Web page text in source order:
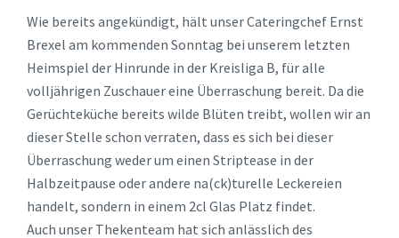
Wie bereits angekündigt, hält unser Cateringchef Ernst
Brexel am kommenden Sonntag bei unserem letzten
Heimspiel der Hinrunde in der Kreisliga B, für alle
volljährigen Zuschauer eine Überraschung bereit. Da die
Gerüchteküche bereits wilde Blüten treibt, wollen wir an
dieser Stelle schon verraten, dass es sich bei dieser
Überraschung weder um einen Striptease in der
Halbzeitpause oder andere na(ck)turelle Leckereien
handelt, sondern in einem 2cl Glas Platz findet.
Auch unser Thekenteam hat sich anlässlich des